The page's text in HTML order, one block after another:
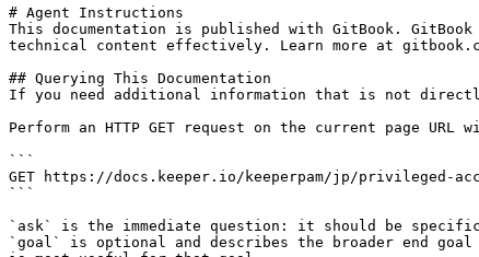
# Agent Instructions
This documentation is published with GitBook.
technical content effectively. Learn more at
## Querying This Documentation
If you need additional information that is not
Perform an HTTP GET request on the current page
```
GET https://docs.keeper.io/keeperpam/jp/privileged-
```
`ask` is the immediate question: it should be
`goal` is optional and describes the broader end